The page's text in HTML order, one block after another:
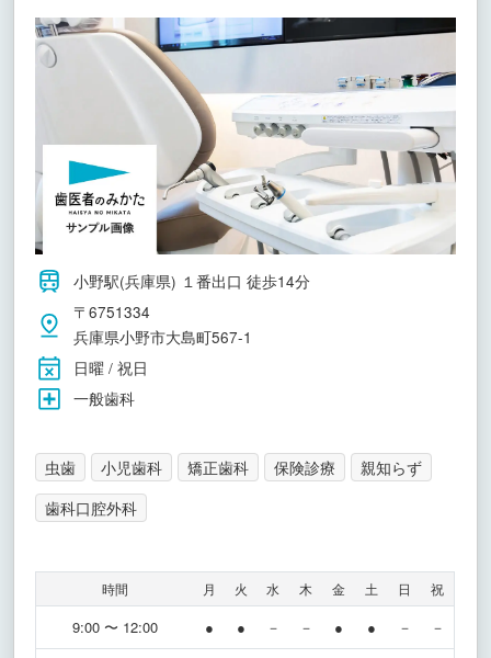
小野駅(兵庫県) １番出口 徒歩14分
〒6751334
兵庫県小野市大島町567-1
日曜 / 祝日
一般歯科
虫歯 小児歯科 矯正歯科 保険診療
親知らず
歯科口腔外科
時間 月 火 水 木 金 土 日 祝
9:00 〜 12:00 ● ● － － ● ● － －